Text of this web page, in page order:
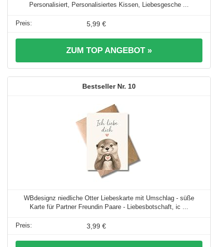
Personalisiert, Personalisiertes Kissen, Liebesgesche ...
5,99 €
ZUM TOP ANGEBOT »
10
WBdesignz niedliche Otter Liebeskarte mit Umschlag - süße
Karte für Partner Freundin Paare - Liebesbotschaft, ic ...
3,99 €